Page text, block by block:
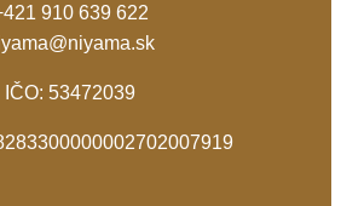
910 639 622
IČO: 53472039